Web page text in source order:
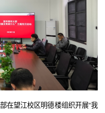
在望江校区明德楼组织开展“我